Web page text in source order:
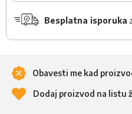
Besplatna isporuka
Obavesti me kad
Dodaj proizvod na listu